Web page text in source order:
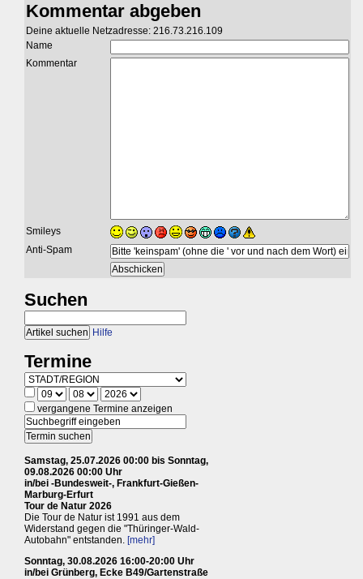
Kommentar abgeben
Deine aktuelle Netzadresse: 216.73.216.109
Name
Kommentar
Smileys
Anti-Spam
Suchen
Hilfe
Termine
vergangene Termine anzeigen
Samstag, 25.07.2026 00:00 bis Sonntag,
09.08.2026 00:00 Uhr
in/bei -Bundesweit-, Frankfurt-Gießen-
Marburg-Erfurt
Tour de Natur 2026
Die Tour de Natur ist 1991 aus dem
Widerstand gegen die "Thüringer-Wald-
Autobahn" entstanden. [mehr]
Sonntag, 30.08.2026 16:00-20:00 Uhr
in/bei Grünberg, Ecke B49/Gartenstraße